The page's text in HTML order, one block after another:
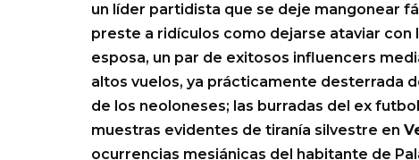
un líder partidista que se deje mangonear
preste a ridículos como dejarse ataviar con
esposa, un par de exitosos influencers
altos vuelos, ya prácticamente desterrada
de los neoloneses; las burradas del ex
muestras evidentes de tiranía silvestre en
ocurrencias mesiánicas del habitante de